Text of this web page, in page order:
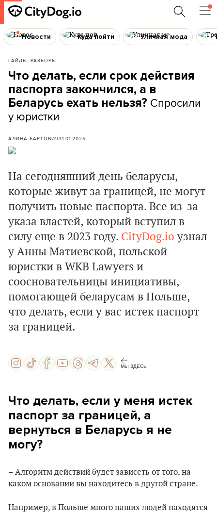
Новости Куда пойти Уличная мода
ГАЙДЫ, РАЗБОРЫ
Что делать, если срок действия
паспорта закончился, а в
Беларусь ехать нельзя? Спросили
у юристки
АЛИНА БАРТОВИЧ31.01.2025
На сегодняшний день беларусы,
которые живут за границей, не могут
получить новые паспорта. Все из-за
указа властей, который вступил в
силу еще в 2023 году. CityDog.io узнал
у Анны Матиевской, польской
юристки в WKB Lawyers и
соосновательницы инициативы,
помогающей беларусам в Польше,
что делать, если у вас истек паспорт
за границей.
МЫ ЗДЕСЬ
Что делать, если у меня истек
паспорт за границей, а
вернуться в Беларусь я не
могу?
– Алгоритм действий будет зависеть от того, на
каком основании вы находитесь в другой стране.
Например, в Польше много наших людей находятся